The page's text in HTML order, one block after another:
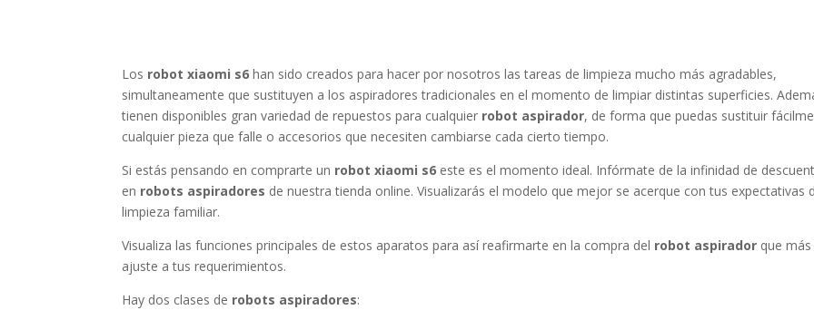
Los robot xiaomi s6 han sido creados para hacer por nosotros las tareas de limpieza mucho más agradables,
simultaneamente que sustituyen a los aspiradores tradicionales en el momento de limpiar distintas superficies.
tienen disponibles gran variedad de repuestos para cualquier robot aspirador, de forma que puedas sustituir
cualquier pieza que falle o accesorios que necesiten cambiarse cada cierto tiempo.
Si estás pensando en comprarte un robot xiaomi s6 este es el momento ideal. Infórmate de la infinidad de
en robots aspiradores de nuestra tienda online. Visualizarás el modelo que mejor se acerque con tus expectativas
limpieza familiar.
Visualiza las funciones principales de estos aparatos para así reafirmarte en la compra del robot aspirador que más
ajuste a tus requerimientos.
Hay dos clases de robots aspiradores: